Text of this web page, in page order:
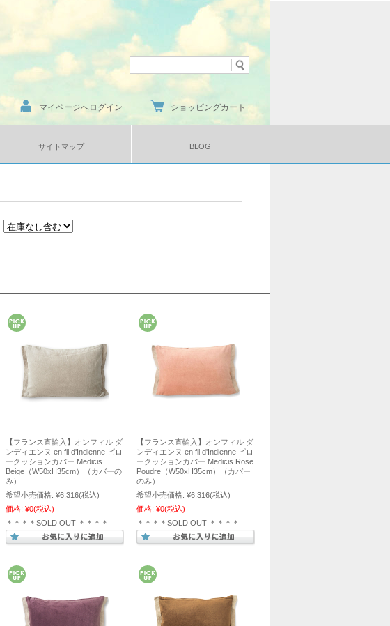
マイページへログイン ショッピングカート
サイトマップ BLOG
【フランス直輸入】オンフィル ダ
ンディエンヌ en fil d'Indienne ピロ
ークッションカバー Medicis
Beige（W50xH35cm）（カバーの
み）
希望小売価格: ¥6,316(税込)
価格: ¥0(税込)
＊＊＊＊SOLD OUT ＊＊＊＊
【フランス直輸入】オンフィル ダ
ンディエンヌ en fil d'Indienne ピロ
ークッションカバー Medicis Rose
Poudre（W50xH35cm）（カバー
のみ）
希望小売価格: ¥6,316(税込)
価格: ¥0(税込)
＊＊＊＊SOLD OUT ＊＊＊＊